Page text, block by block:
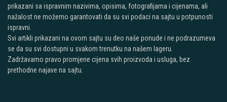
prikazani sa ispravnim nazivima, opisima, fotografijama i cijenama, ali
nažalost ne možemo garantovati da su svi podaci na sajtu u potpunosti
ispravni.
Svi artikli prikazani na ovom sajtu su deo naše ponude i ne podrazumeva
se da su svi dostupni u svakom trenutku na našem lageru.
Zadržavamo pravo promjene cijena svih proizvoda i usluga, bez
prethodne najave na sajtu.